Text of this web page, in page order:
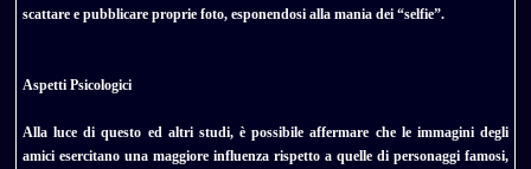
scattare e pubblicare proprie foto, esponendosi alla mania dei “selfie”.
Aspetti Psicologici
Alla luce di questo ed altri studi, è possibile affermare che le immagini degli
amici esercitano una maggiore influenza rispetto a quelle di personaggi famosi,